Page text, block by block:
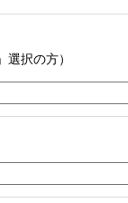
選択の方）